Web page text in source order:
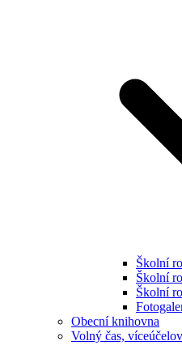
Školní
Školní
Školní
Obecní knihovna
Volný čas,